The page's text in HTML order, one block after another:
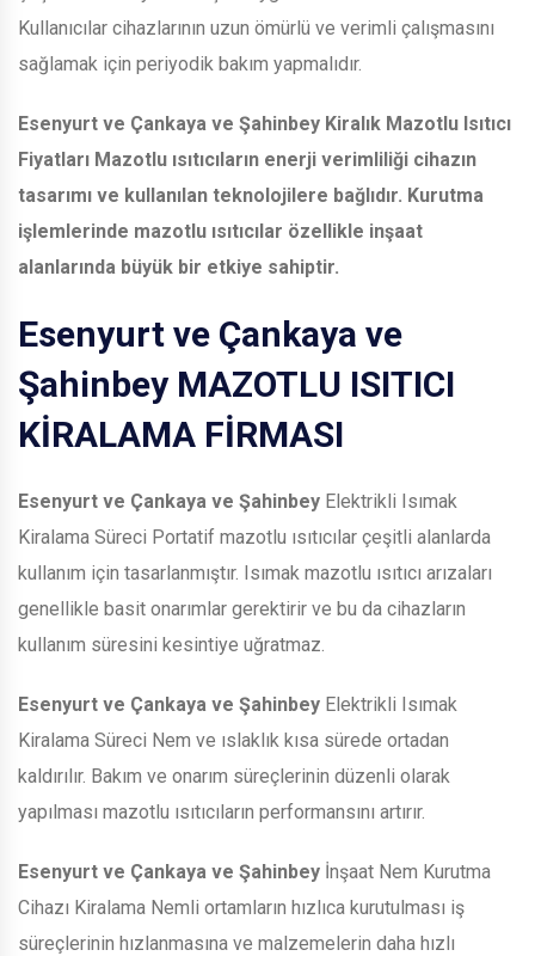
Kullanıcılar cihazlarının uzun ömürlü ve verimli çalışmasını
sağlamak için periyodik bakım yapmalıdır.
Esenyurt ve Çankaya ve Şahinbey Kiralık Mazotlu Isıtıcı
Fiyatları Mazotlu ısıtıcıların enerji verimliliği cihazın
tasarımı ve kullanılan teknolojilere bağlıdır. Kurutma
işlemlerinde mazotlu ısıtıcılar özellikle inşaat
alanlarında büyük bir etkiye sahiptir.
Esenyurt ve Çankaya ve
ŞahinbeyMAZOTLU ISITICI
KİRALAMA FİRMASI
Esenyurt ve Çankaya ve Şahinbey Elektrikli Isımak
Kiralama Süreci Portatif mazotlu ısıtıcılar çeşitli alanlarda
kullanım için tasarlanmıştır. Isımak mazotlu ısıtıcı arızaları
genellikle basit onarımlar gerektirir ve bu da cihazların
kullanım süresini kesintiye uğratmaz.
Esenyurt ve Çankaya ve Şahinbey Elektrikli Isımak
Kiralama Süreci Nem ve ıslaklık kısa sürede ortadan
kaldırılır. Bakım ve onarım süreçlerinin düzenli olarak
yapılması mazotlu ısıtıcıların performansını artırır.
Esenyurt ve Çankaya ve Şahinbey İnşaat Nem Kurutma
Cihazı Kiralama Nemli ortamların hızlıca kurutulması iş
süreçlerinin hızlanmasına ve malzemelerin daha hızlı